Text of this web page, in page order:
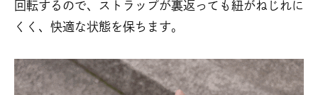
回転するので、ストラップが裏返っても紐がねじれに
くく、快適な状態を保ちます。